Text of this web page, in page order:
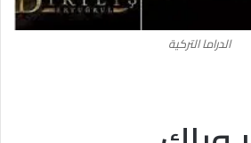
الدراما التركية